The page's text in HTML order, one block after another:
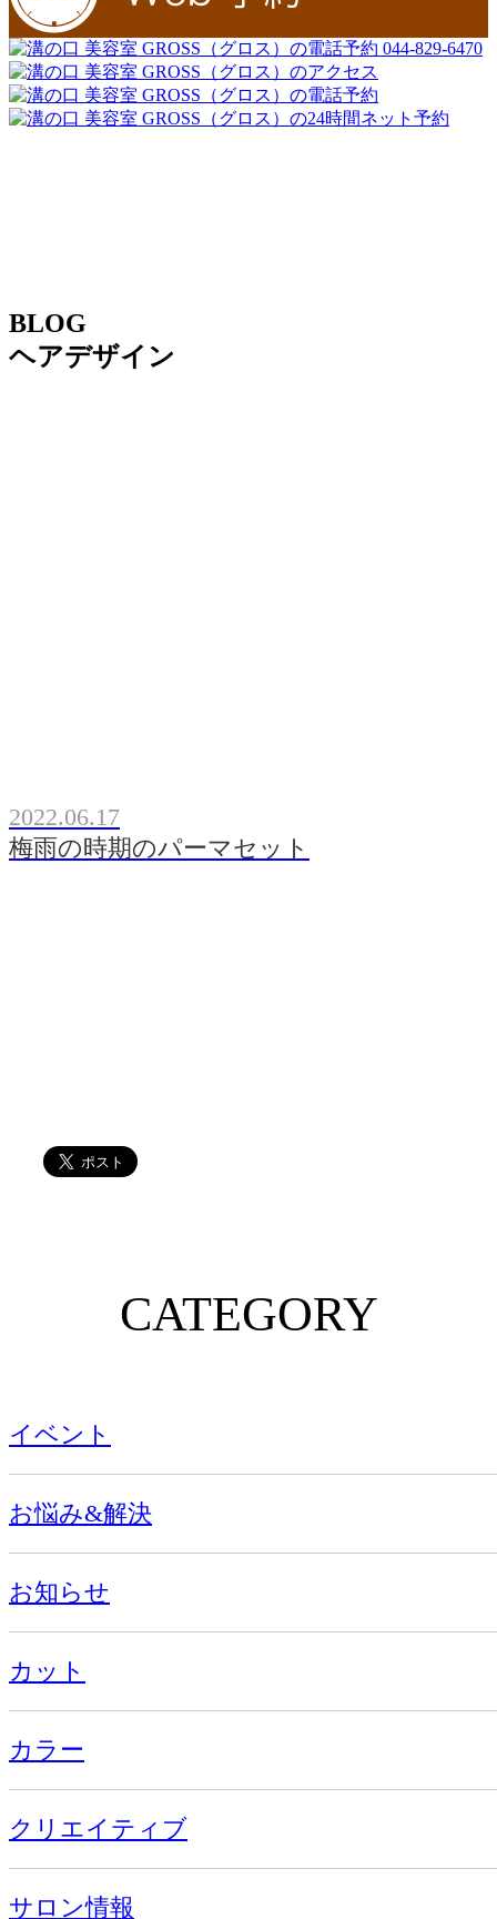
044-829-6470
BLOG
ヘアデザイン
2022.06.17
梅雨の時期のパーマセット
CATEGORY
イベント
お悩み&解決
お知らせ
カット
カラー
クリエイティブ
サロン情報